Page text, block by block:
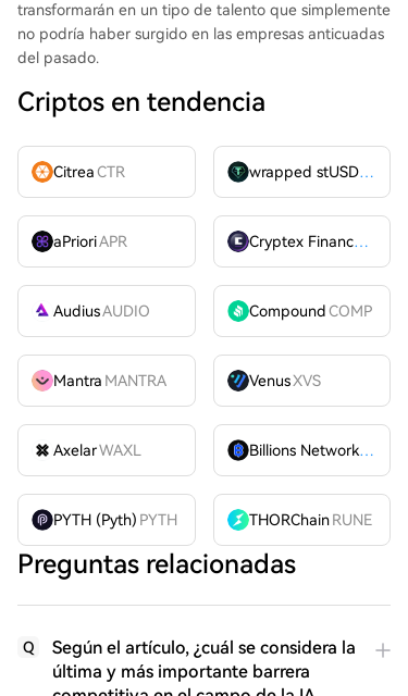
transformarán en un tipo de talento que simplemente
no podría haber surgido en las empresas anticuadas
del pasado.
Criptos en tendencia
CitreaCTR wrapped stUSDT
aPrioriAPR Cryptex FinanceCTX
AudiusAUDIO CompoundCOMP
Mantra MANTRA VenusXVS
AxelarWAXL Billions Network
BILL
PYTH (Pyth) PYTH THORChain RUNE
Preguntas relacionadas
Q
Según el artículo, ¿cuál se considera la
última y más importante barrera